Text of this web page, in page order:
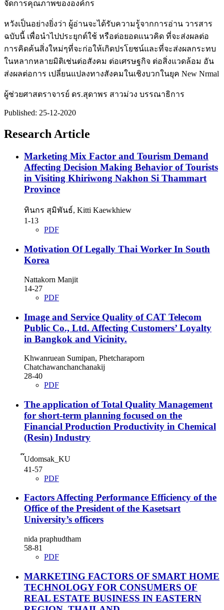
จัดการคุณภาพขององค์กร
หวังเป็นอย่างยิ่งว่า ผู้อ่านจะได้รับความรู้จากการอ่าน วารสาร
ฉบับนี้ เพื่อนำไปประยุกต์ใช้ หรือต่อยอดแนวคิด ที่จะส่งผลต่อ
การคิดค้นสิ่งใหม่ๆที่จะก่อให้เกิดปรโยชน์และที่จะส่งผลกระทบ
ในหลากหลายมิติเช่นต่อสังคม ต่อเศรษฐกิจ ต่อสิ่งแวดล้อม อัน
ส่งผลต่อการ เปลี่ยนแปลงทางสังคมในเชิงบวกในยุค New Nrmal
ผู้ช่วยศาสตราจารย์ ดร.สุดาพร สาวม่วง บรรณาธิการ
Published: 25-12-2020
Research Article
Marketing Mix Factor and Tourism Demand
Affecting Decision Making Behavior of Tourists
in Visiting Khiriwong Nakhon Si Thammart
Province
ทินกร สุมิพันธ์, Kitti Kaewkhiew
1-13
PDF
Motivation Of Legally Thai Worker In South
Korea
Nattakorn Manjit
14-27
PDF
Image and Service Quality of CAT Telecom
Public Co., Ltd. Affecting Customers’ Loyalty
in Bangkok and Vicinity.
Khwanruean Sumipan, Phetcharaporn
Chatchawanchanchanakij
28-40
PDF
The application of Total Quality Management
for short-term planning focused on the
Financial Production Productivity in Chemical
(Resin) Industry
๊Udomsak_KU
41-57
PDF
Factors Affecting Performance Efficiency of the
Office of the President of the Kasetsart
University’s officers
nida praphudtham
58-81
PDF
MARKETING FACTORS OF SMART HOME
TECHNOLOGY FOR CONSUMERS OF
REAL ESTATE BUSINESS IN EASTERN